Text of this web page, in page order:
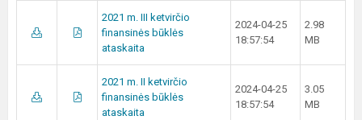
2021 m. III ketvirčio
finansinės būklės
ataskaita
2024-04-25
18:57:54
2.98
MB
2021 m. II ketvirčio
finansinės būklės
ataskaita
2024-04-25
18:57:54
3.05
MB